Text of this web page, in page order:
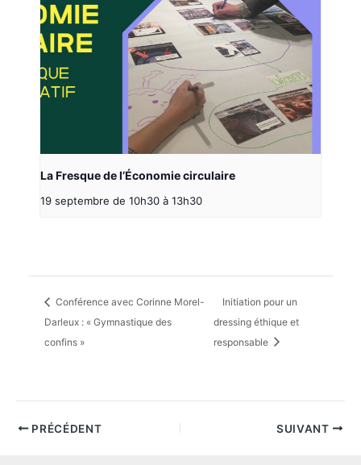
La Fresque de l’Économie circulaire
19 septembre de 10h30 à 13h30
Conférence avec Corinne Morel-
Darleux : « Gymnastique des
confins »
Initiation pour un
dressing éthique et
responsable
PRÉCÉDENT SUIVANT